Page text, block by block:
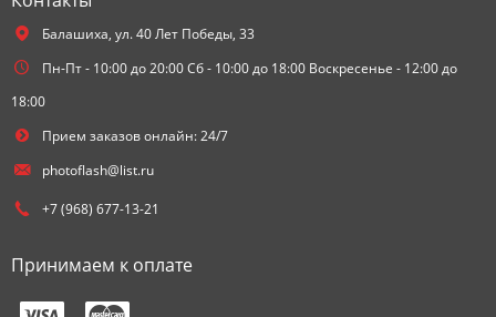
Балашиха, ул. 40 Лет Победы, 33
Пн-Пт - 10:00 до 20:00 Сб - 10:00 до 18:00 Воскресенье - 12:00 до
18:00
Прием заказов онлайн: 24/7
photoflash@list.ru
+7 (968) 677-13-21
Принимаем к оплате